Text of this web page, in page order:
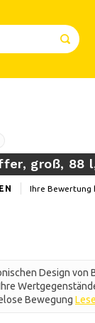
groß, 88
Ihre Bewertung
Design von
Bewegung